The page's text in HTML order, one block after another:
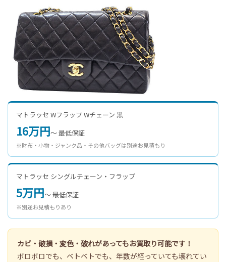
マトラッセ Wフラップ Wチェーン 黒
16万円〜 最低保証
※財布・小物・ジャンク品・その他バッグは別途お見積もり
マトラッセ シングルチェーン・フラップ
5万円〜 最低保証
※別途お見積もりあり
カビ・破損・変色・破れがあってもお買取り可能です！
ボロボロでも、ベトベトでも、年数が経っていても壊れてい